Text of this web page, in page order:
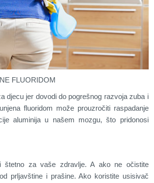
FLUORIDOM
djecu jer dovodi do pogrešnog razvoja zuba i
fluoridom može prouzročiti raspadanje
aluminija u našem mozgu, što pridonosi
štetno za vaše zdravlje. A ako ne očistite
prljavštine i prašine. Ako koristite usisivač